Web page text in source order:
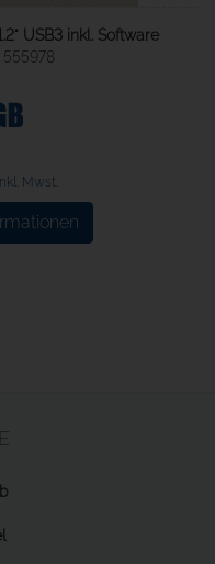
USB3 inkl. Software
555978
Mwst.